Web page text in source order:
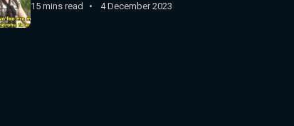
15 mins read 4 December 2023